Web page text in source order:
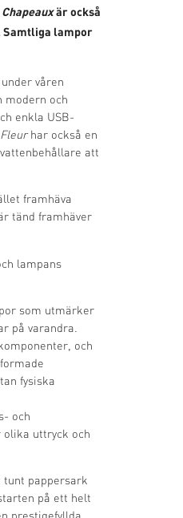
Chapeauxär också
Samtliga lampor
våren
modern och
enkla USB-
Fleurhar också en
att
framhäva
tänd framhäver
lampans
som utmärker
på varandra.
och
fysiska
och
uttryck och
tunt pappersark
på ett helt